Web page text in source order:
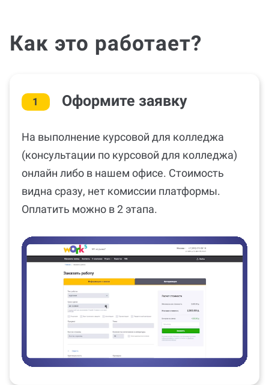
Как это работает?
1 Оформите заявку
На выполнение курсовой для колледжа
(консультации по курсовой для колледжа)
онлайн либо в нашем офисе. Стоимость
видна сразу, нет комиссии платформы.
Оплатить можно в 2 этапа.